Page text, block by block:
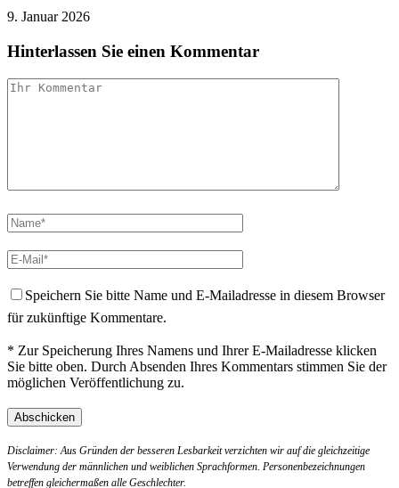
9. Januar 2026
Hinterlassen Sie einen Kommentar
Speichern Sie bitte Name und E-Mailadresse in diesem Browser
für zukünftige Kommentare.
* Zur Speicherung Ihres Namens und Ihrer E-Mailadresse klicken
Sie bitte oben. Durch Absenden Ihres Kommentars stimmen Sie der
möglichen Veröffentlichung zu.
Disclaimer: Aus Gründen der besseren Lesbarkeit verzichten wir auf die gleichzeitige
Verwendung der männlichen und weiblichen Sprachformen. Personenbezeichnungen
betreffen gleichermaßen alle Geschlechter.